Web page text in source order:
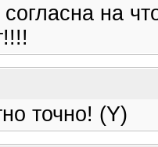
на
точно! (Y)